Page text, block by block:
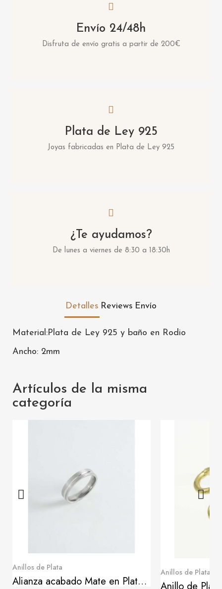
Envío 24/48h
Disfruta de envío gratis a partir de 200€
Plata de Ley 925
Joyas fabricadas en Plata de Ley 925
¿Te ayudamos?
De lunes a viernes de 8:30 a 18:30h
Detalles Reviews Envío
Material:Plata de Ley 925 y baño en Rodio
Ancho: 2mm
Artículos de la misma
categoría
Quick View
Anillos de Plata
Alianza acabado Mate en Plata de Ley
Anillos de Plata